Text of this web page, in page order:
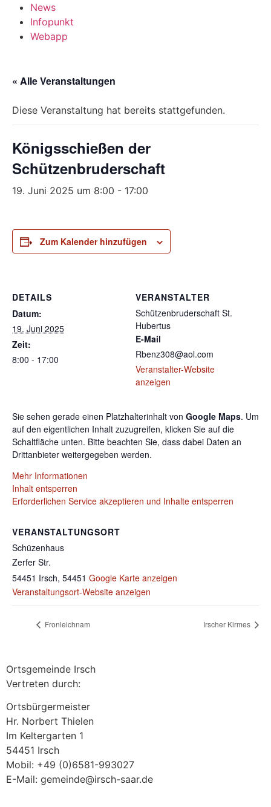
News
Infopunkt
Webapp
« Alle Veranstaltungen
Diese Veranstaltung hat bereits stattgefunden.
Königsschießen der
Schützenbruderschaft
19. Juni 2025 um 8:00 - 17:00
Zum Kalender hinzufügen
DETAILS
Datum:
19. Juni 2025
Zeit:
8:00 - 17:00
VERANSTALTER
Schützenbruderschaft St.
Hubertus
E-Mail
Rbenz308@aol.com
Veranstalter-Website
anzeigen
VERANSTALTUNGSORT
Schüzenhaus
Zerfer Str.
54451 Irsch, 54451 Google Karte anzeigen
Veranstaltungsort-Website anzeigen
Sie sehen gerade einen Platzhalterinhalt von Google Maps. Um
auf den eigentlichen Inhalt zuzugreifen, klicken Sie auf die
Schaltfläche unten. Bitte beachten Sie, dass dabei Daten an
Drittanbieter weitergegeben werden.
Mehr Informationen
Inhalt entsperren
Erforderlichen Service akzeptieren und Inhalte entsperren
Fronleichnam Irscher Kirmes
Ortsgemeinde Irsch
Vertreten durch:
Ortsbürgermeister
Hr. Norbert Thielen
Im Keltergarten 1
54451 Irsch
Mobil: +49 (0)6581-993027
E-Mail: gemeinde@irsch-saar.de